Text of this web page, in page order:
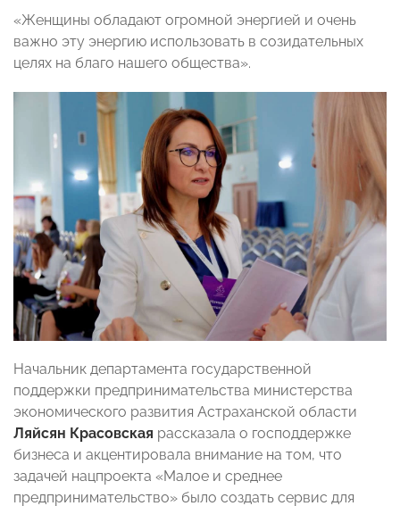
«Женщины обладают огромной энергией и очень
важно эту энергию использовать в созидательных
целях на благо нашего общества».
Начальник департамента государственной
поддержки предпринимательства министерства
экономического развития Астраханской области
Ляйсян Красовская рассказала о господдержке
бизнеса и акцентировала внимание на том, что
задачей нацпроекта «Малое и среднее
предпринимательство» было создать сервис для